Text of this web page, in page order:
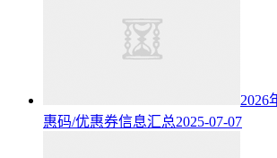
2026
惠码/优惠券信息汇总2025-07-07